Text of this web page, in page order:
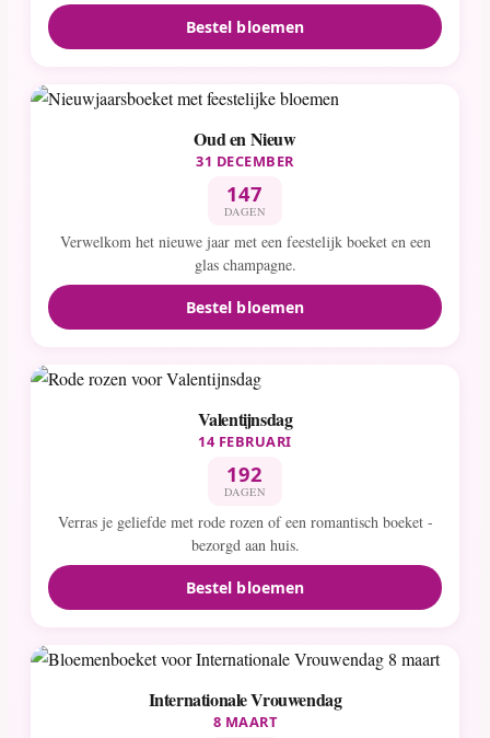
Bestel bloemen
Oud en Nieuw
31 DECEMBER
147
DAGEN
Verwelkom het nieuwe jaar met een feestelijk boeket en een
glas champagne.
Bestel bloemen
Valentijnsdag
14 FEBRUARI
192
DAGEN
Verras je geliefde met rode rozen of een romantisch boeket -
bezorgd aan huis.
Bestel bloemen
Internationale Vrouwendag
8 MAART